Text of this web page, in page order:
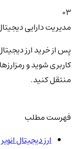
03
مدیریت دارایی دیجیتال
پس از خرید ارز
کاربری شوید و
منتقل کنید.
فهرست مطلب